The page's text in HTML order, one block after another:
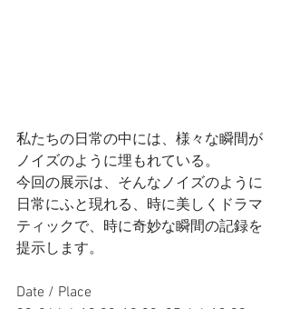
私たちの日常の中には、様々な瞬間が
ノイズのように埋もれている。
今回の展示は、そんなノイズのように
日常にふと現れる、時に美しくドラマ
ティックで、時に奇妙な瞬間の記録を
提示します。
Date / Place